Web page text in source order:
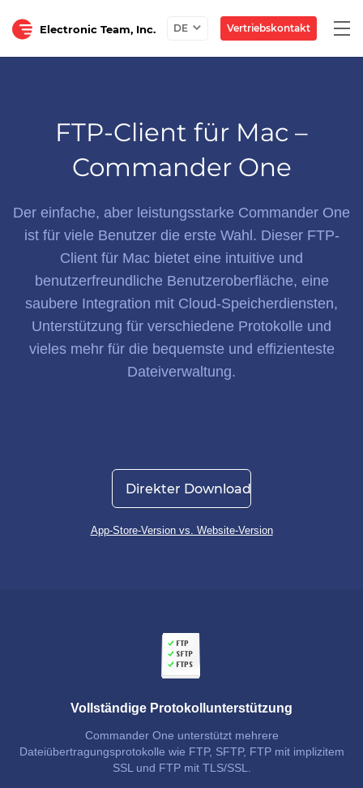
Electronic Team, Inc. DE Vertriebskontakt
FTP-Client für Mac –
Commander One
Der einfache, aber leistungsstarke Commander One
ist für viele Benutzer die erste Wahl. Dieser FTP-
Client für Mac bietet eine intuitive und
benutzerfreundliche Benutzeroberfläche, eine
saubere Integration mit Cloud-Speicherdiensten,
Unterstützung für verschiedene Protokolle und
vieles mehr für die bequemste und effizienteste
Dateiverwaltung.
Direkter Download
App-Store-Version vs. Website-Version
Vollständige Protokollunterstützung
Commander One unterstützt mehrere
Dateiübertragungsprotokolle wie FTP, SFTP, FTP mit implizitem
SSL und FTP mit TLS/SSL.